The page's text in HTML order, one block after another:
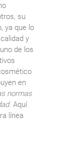
su
ya que lo
y
de los
en
normas
. Aquí
línea